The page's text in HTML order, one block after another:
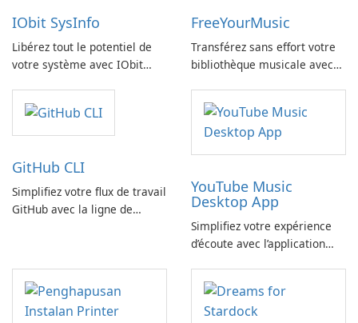
IObit SysInfo
Libérez tout le potentiel de
votre système avec IObit
FreeYourMusic
Transférez sans effort votre
bibliothèque musicale avec
GitHub CLI
Simplifiez votre flux de travail
GitHub avec la ligne de
YouTube Music
Desktop App
Simplifiez votre expérience
d’écoute avec l’application